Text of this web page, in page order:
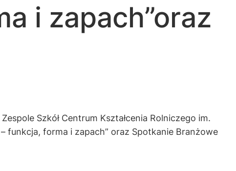
i zapach”oraz
Szkół Centrum Kształcenia Rolniczego im.
funkcja, forma i zapach” oraz Spotkanie Branżowe